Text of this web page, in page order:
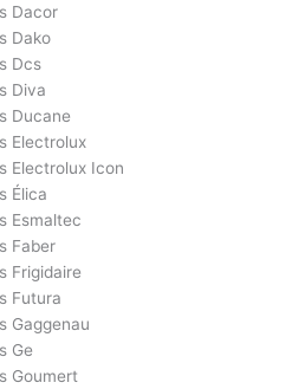
Dacor
Dako
Dcs
Diva
Ducane
Electrolux
Electrolux Icon
Élica
Esmaltec
Faber
Frigidaire
Futura
Gaggenau
Ge
Goumert